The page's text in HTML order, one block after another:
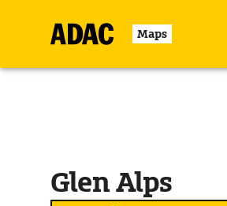
Maps
Glen Alps